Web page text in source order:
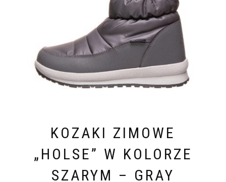
KOZAKI ZIMOWE
„HOLSE” W KOLORZE
SZARYM – GRAY